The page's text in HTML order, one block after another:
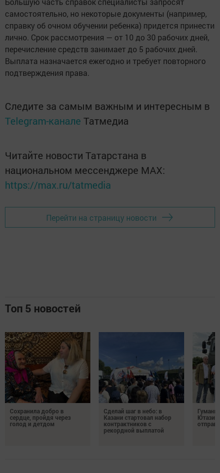
самостоятельно, но некоторые документы (например,
справку об очном обучении ребенка) придется принести
лично. Срок рассмотрения — от 10 до 30 рабочих дней,
перечисление средств занимает до 5 рабочих дней.
Выплата назначается ежегодно и требует повторного
подтверждения права.
Следите за самым важным и интересным в
Telegram-канале Татмедиа
Читайте новости Татарстана в
национальном мессенджере MАХ:
https://max.ru/tatmedia
Перейти на страницу новости
Топ 5 новостей
Сохранила добро в
сердце, пройдя через
голод и детдом
Сделай шаг в небо: в
Казани стартовал набор
контрактников с
рекордной выплатой